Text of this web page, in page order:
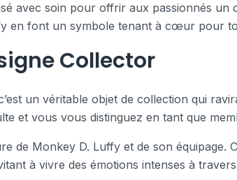
avec soin pour offrir aux passionnés
en font un symbole tenant à cœur pour
Collector
un véritable objet de collection qui
et vous vous distinguez en tant que
de Monkey D. Luffy et de son équipage.
à vivre des émotions intenses à travers